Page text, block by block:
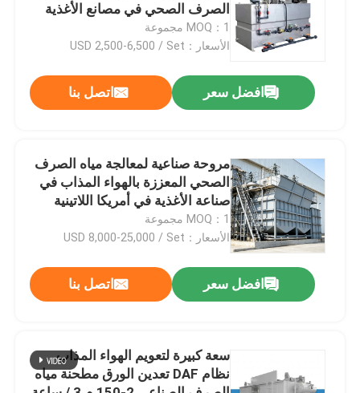
أشرطة فيديو
معلومات عنا
رقابة جودة
اتصل بنا
أخبار
اطلب اقتباس
الصرف الصحي في مصانع الأغذية
الصغيرة
MOQ：1 مجموعة
الأسعار：USD 2,500-6,500 / Set
افضل سعر اتصل بنا
مروحة صناعية لمعالجة مياه الصرف
الصحي المعززة بالهواء المذاب في
صناعة الأغذية في أمريكا اللاتينية
MOQ：1 مجموعة
الأسعار：USD 8,000-25,000 / Set
افضل سعر اتصل بنا
سعة كبيرة لتعويم الهواء المذاب
نظام DAF تعدين الورق مطحنة مياه